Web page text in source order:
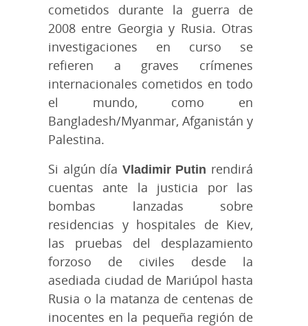
cometidos durante la guerra de
2008 entre Georgia y Rusia. Otras
investigaciones en curso se
refieren a graves crímenes
internacionales cometidos en todo
el mundo, como en
Bangladesh/Myanmar, Afganistán y
Palestina.
Si algún día Vladimir Putin rendirá
cuentas ante la justicia por las
bombas lanzadas sobre
residencias y hospitales de Kiev,
las pruebas del desplazamiento
forzoso de civiles desde la
asediada ciudad de Mariúpol hasta
Rusia o la matanza de centenas de
inocentes en la pequeña región de